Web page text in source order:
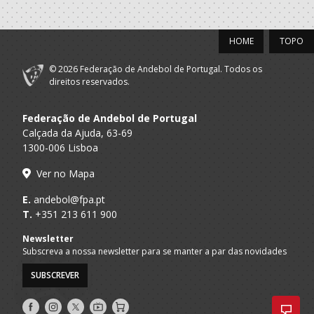
F.A.P.
Selecções
Nacionais
SUB-20 F
2020/21
A.A. Braga
Desporto Cultura
Ambiente
Solidariedade
SUB-18 F / Seniores F
2019/20
BECA - Bastinhos
Escola Clube de
Basto
A.A. Braga
Ambiente
TOPO
HOME
© 2026 Federação de Andebol de Portugal. Todos os
direitos reservados.
Federação de Andebol de Portugal
Calçada da Ajuda, 63-69
1300-006 Lisboa
Ver no Mapa
E. andebol@fpa.pt
T. +351 213 611 900
Newsletter
Subscreva a nossa newsletter para se manter a par das novidades
SUBSCREVER
Siga- Siga- Siga- AndebolTV
Loja